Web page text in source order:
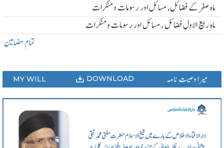
ماہ صفر کے فضائل، مسائل اور رسومات و منکرات
ماہ ِربیع الاول فضائل ، مسائل اور رسومات و منکرات
تمام مضامین
MY WILL DOWNLOAD میرا وصیت نامہ